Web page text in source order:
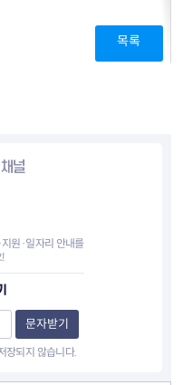
목록
널
원·일자리 안내를
!
문자받기
장되지 않습니다.